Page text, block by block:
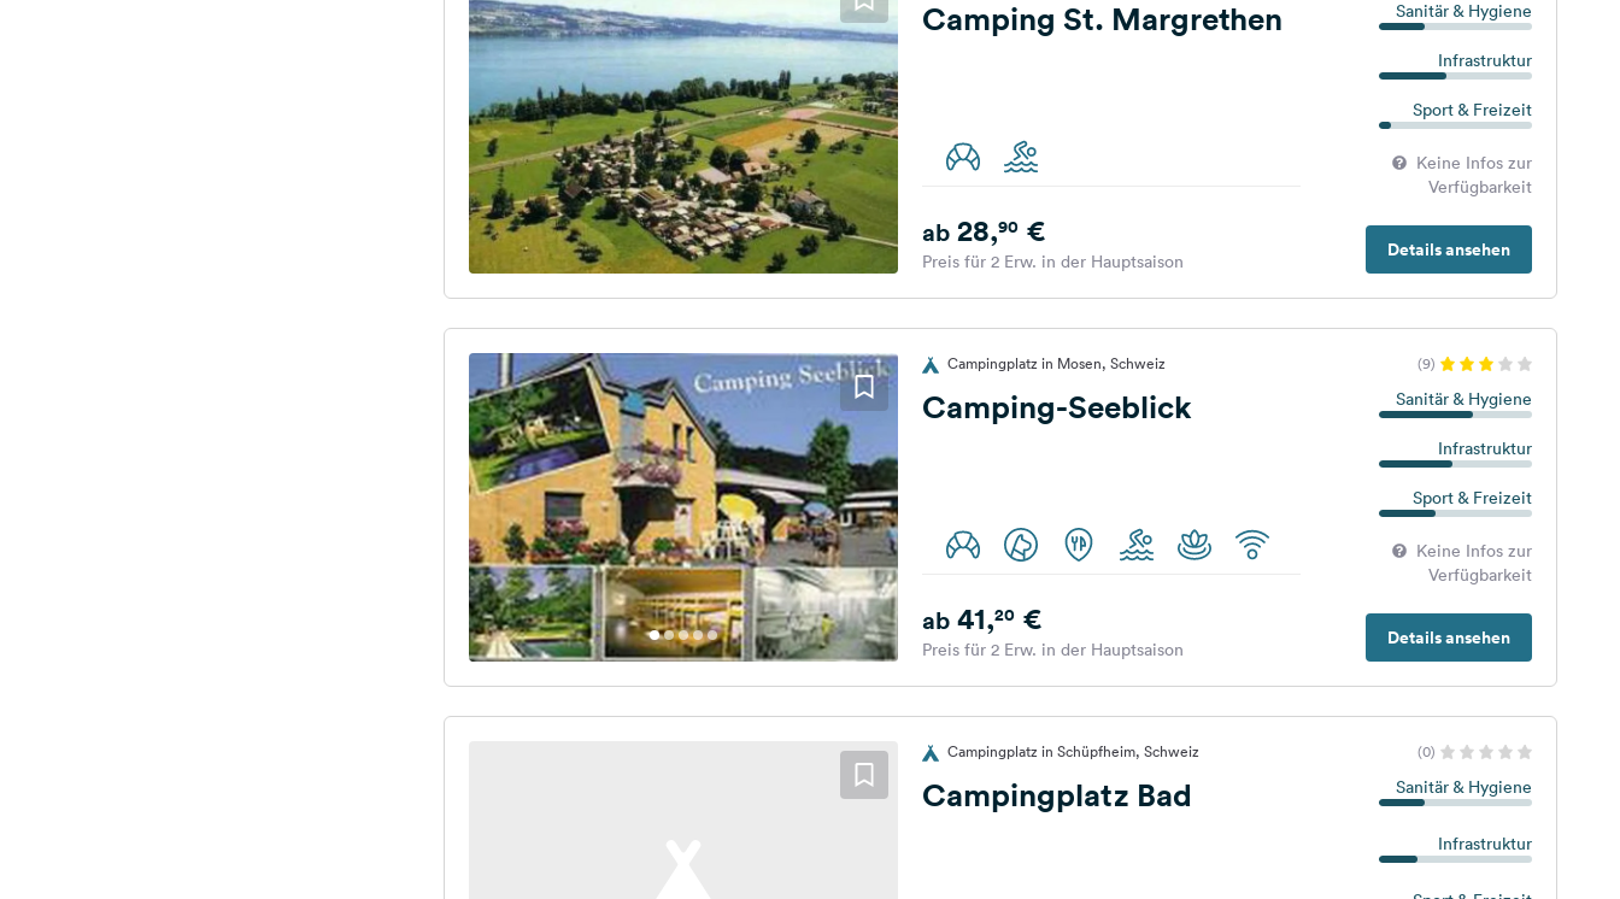
Camping St. Margrethen Sanitär & Hygiene
Infrastruktur
Sport & Freizeit
Keine Infos zur
Verfügbarkeit
Details ansehen
ab28,90€
Preis für 2 Erw. in der Hauptsaison
Campingplatz in Mosen, Schweiz (9)
Camping-Seeblick Sanitär & Hygiene
Infrastruktur
Sport & Freizeit
Keine Infos zur
Verfügbarkeit
Details ansehen
ab41,20€
Preis für 2 Erw. in der Hauptsaison
Campingplatz in Schüpfheim, Schweiz (0)
Campingplatz Bad Sanitär & Hygiene
Infrastruktur